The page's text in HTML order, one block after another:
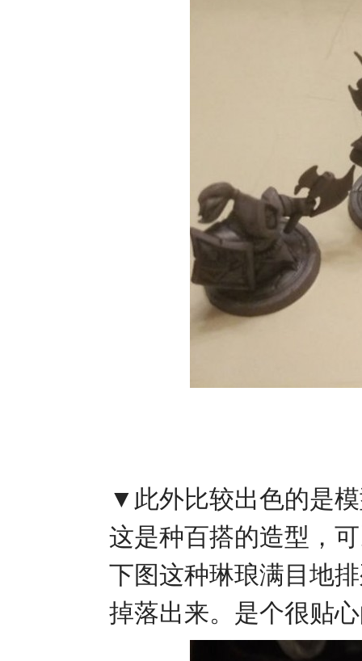
▼此外比较出色的是
这是种百搭的造型，
下图这种琳琅满目地
掉落出来。是个很贴